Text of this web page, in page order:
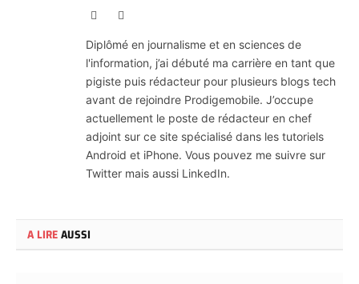
Diplômé en journalisme et en sciences de
l'information, j’ai débuté ma carrière en tant que
pigiste puis rédacteur pour plusieurs blogs tech
avant de rejoindre Prodigemobile. J’occupe
actuellement le poste de rédacteur en chef
adjoint sur ce site spécialisé dans les tutoriels
Android et iPhone. Vous pouvez me suivre sur
Twitter mais aussi LinkedIn.
A LIREAUSSI